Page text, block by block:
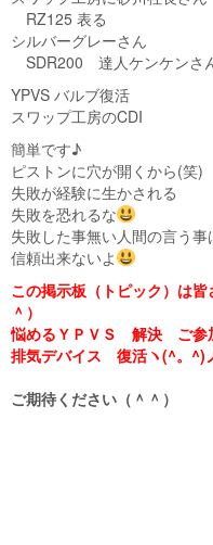
RZ125 表る
シルバーグレーさん
SDR200 達人ケンケンさ
YPVS バルブ復活
スワップ工房のCDI
簡単です♪
ピストンに穴が開くから(笑)
失敗が経験に生かされる
失敗を恐れるな
失敗した事無い人間の言う事
信頼出来ないよ
この掲示板（トピック）は
＾）
悩めるＹＰＶＳ 解決 ご参
排気デバイス 復活ヽ(^。^)
ご期待ください（＾＾）